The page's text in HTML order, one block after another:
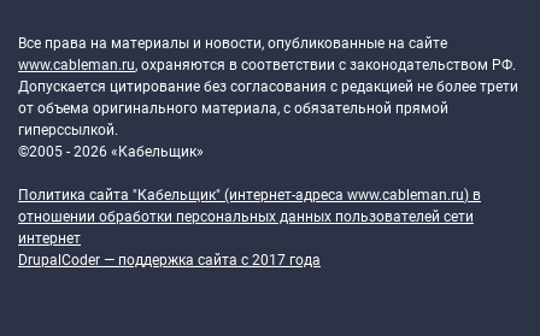
Все права на материалы и новости, опубликованные на сайте
www.cableman.ru, охраняются в соответствии с законодательством РФ.
Допускается цитирование без согласования с редакцией не более трети
от объема оригинального материала, с обязательной прямой
гиперссылкой.
©2005 - 2026 «Кабельщик»
Политика сайта "Кабельщик" (интернет-адреса www.cableman.ru) в
отношении обработки персональных данных пользователей сети
интернет
DrupalCoder — поддержка сайта c 2017 года